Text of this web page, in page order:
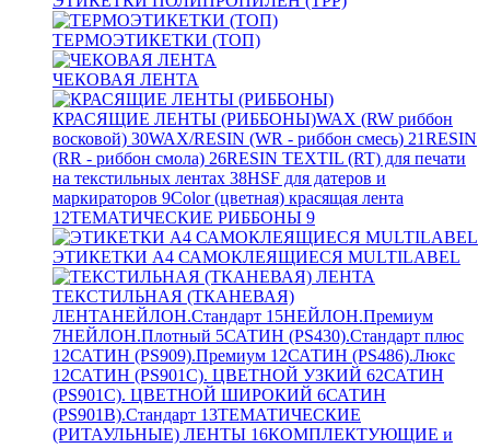
ТЕРМОЭТИКЕТКИ (ТОП)
ЧЕКОВАЯ ЛЕНТА
КРАСЯЩИЕ ЛЕНТЫ (РИББОНЫ)WAX (RW риббон
восковой) 30WAX/RESIN (WR - риббон смесь) 21RESIN
(RR - риббон смола) 26RESIN TEXTIL (RT) для печати
на текстильных лентах 38HSF для датеров и
маркираторов 9Color (цветная) красящая лента
12ТЕМАТИЧЕСКИЕ РИББОНЫ 9
ЭТИКЕТКИ А4 САМОКЛЕЯЩИЕСЯ MULTILABEL
ТЕКСТИЛЬНАЯ (ТКАНЕВАЯ)
ЛЕНТАНЕЙЛОН.Стандарт 15НЕЙЛОН.Премиум
7НЕЙЛОН.Плотный 5САТИН (PS430).Стандарт плюс
12САТИН (PS909).Премиум 12САТИН (PS486).Люкс
12САТИН (PS901C). ЦВЕТНОЙ УЗКИЙ 62САТИН
(PS901C). ЦВЕТНОЙ ШИРОКИЙ 6САТИН
(PS901B).Стандарт 13ТЕМАТИЧЕСКИЕ
(РИТАУЛЬНЫЕ) ЛЕНТЫ 16КОМПЛЕКТУЮЩИЕ и